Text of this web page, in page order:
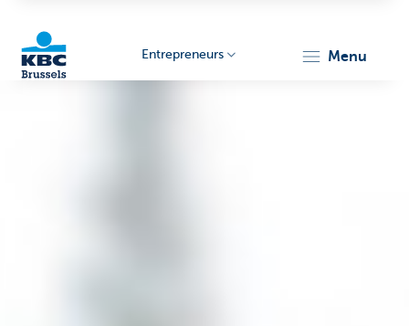
Entrepreneurs menu